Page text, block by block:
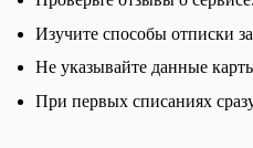
Изучите способы отписки
Не указывайте данные
При первых списаниях